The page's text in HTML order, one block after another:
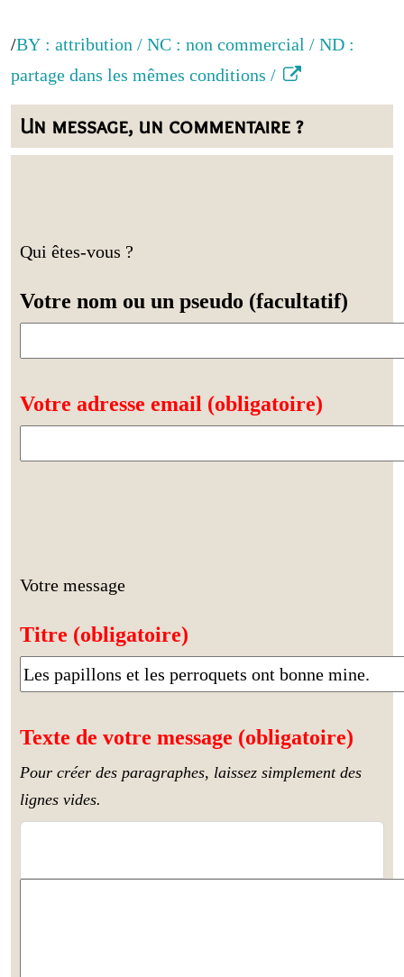
/BY : attribution / NC : non commercial / ND :
partage dans les mêmes conditions /
Un message, un commentaire ?
Qui êtes-vous ?
Votre nom ou un pseudo (facultatif)
Votre adresse email (obligatoire)
Votre message
Titre (obligatoire)
Texte de votre message (obligatoire)
Pour créer des paragraphes, laissez simplement des
lignes vides.